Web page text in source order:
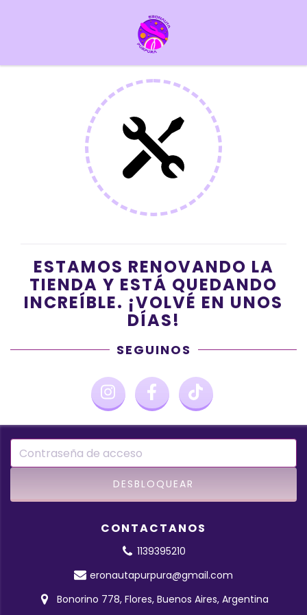
ESTAMOS RENOVANDO LA
TIENDA Y ESTÁ QUEDANDO
INCREÍBLE. ¡VOLVÉ EN UNOS
DÍAS!
SEGUINOS
CONTACTANOS
1139395210
eronautapurpura@gmail.com
Bonorino 778, Flores, Buenos Aires, Argentina